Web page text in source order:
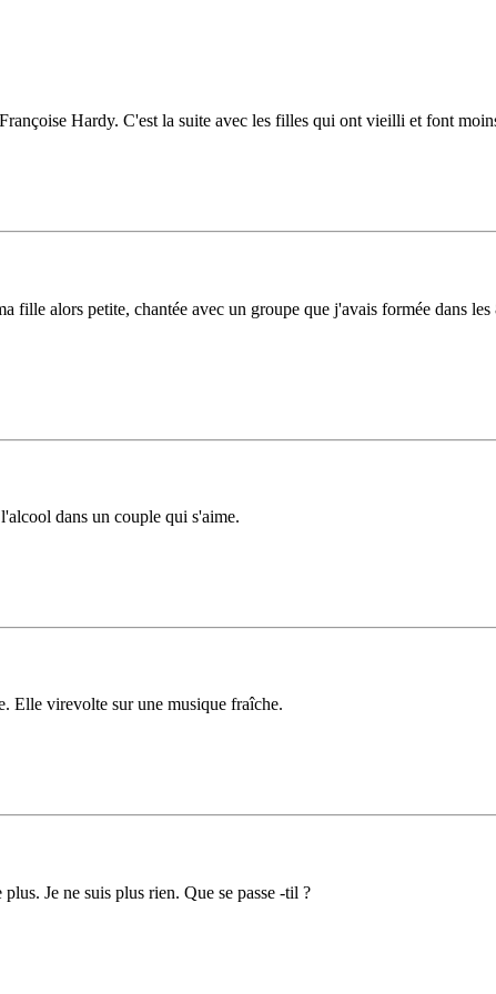
Hardy. C'est la suite avec les filles qui ont vieilli et font
fille alors petite, chantée avec un groupe que j'avais formée dans
dans un couple qui s'aime.
Elle virevolte sur une musique fraîche.
Je ne suis plus rien. Que se passe -til ?